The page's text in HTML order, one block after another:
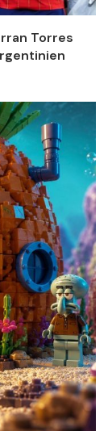
Torres